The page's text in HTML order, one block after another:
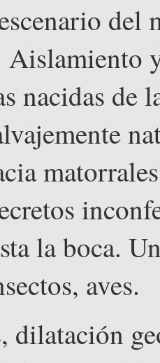
Aislamiento
nacidas de
la boca.
aves.
dilatación